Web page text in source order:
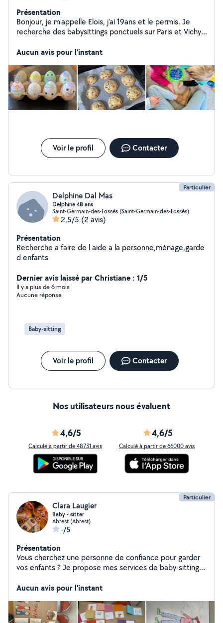
Présentation
Bonjour, je m'appelle Elois, j'ai 19ans et le permis. Je
recherche des babysittings ponctuels sur Paris et Vichy.
à Paris, j'ai acquis plusieurs années d'expérience dans la
également du soutien scolaire 4fois/semaine en
terminale. Dynamique, créative et responsable, j'aime
veiller au bien-être des enfants et leur proposer des
activités ludiques et éducatives. N'hésitez pas à me
contacter !
Aucun avis pour l'instant
Voir le profil Contacter
Particulier
Delphine Dal Mas
Delphine 48 ans
Saint-Germain-des-Fossés (Saint-Germain-des-Fossés)
2,5/5 (2 avis)
Présentation
Recherche a faire de l aide a la personne,ménage,garde
d enfants
Dernier avis laissé par Christiane : 1/5
Il y a plus de 6 mois
Aucune réponse
Baby-sitting
Voir le profil Contacter
Nos utilisateurs nous évaluent
4,6/5
Calculé à partir de 48731 avis
4,6/5
Calculé à partir de 66000 avis
Particulier
Clara Laugier
Baby - sitter
Abrest (Abrest)
-/5
Présentation
Vous cherchez une personne de confiance pour garder
vos enfants ? Je propose mes services de baby-sitting :
soirée Aux alentours de Vichy Titulaire du Permis B
attentionnée et j'aime m'occuper des enfants (jeux,
aide aux devoirs, repas, coucher). Expériences : Titulaire
Aucun avis pour l'instant